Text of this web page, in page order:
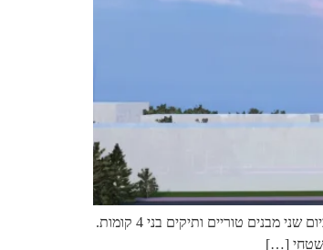
התחדשות עירונית בלב השכונה, מתוך ראייה קהילתית ותכנון מתקדם מתחם "אור טאון" שוכן בחלקה המזרחי של שכונת בן גוריון באור עקיבא, וכולל כיום שני מבנים טוריים ותיקים בני 4 קומות.